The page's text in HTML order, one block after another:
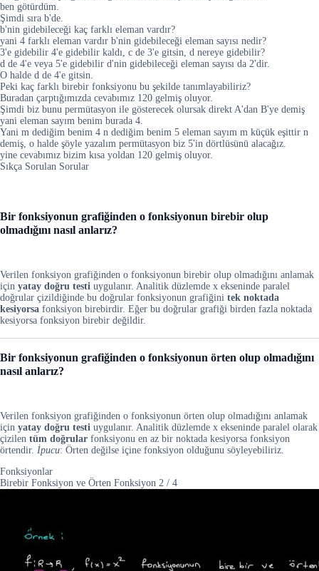
ben götürdüm.
Şimdi sıra b'de.
b'nin gidebileceği kaç farklı eleman vardır?
yani 4 farklı eleman vardır b'nin gidebileceği eleman sayısı nedir?
3'e gidebilir 4'e gidebilir kaldı, c de 3'e gitsin, d nereye gidebilir?
d de 4'e veya 5'e gidebilir d'nin gidebileceği eleman sayısı da 2'dir.
O halde d de 4'e gitsin.
Peki kaç farklı birebir fonksiyonu bu şekilde tanımlayabiliriz?
Buradan çarptığımızda cevabımız 120 gelmiş oluyor.
Şimdi biz bunu permütasyon ile gösterecek olursak direkt A'dan B'ye demiş
yani eleman sayım benim burada 4.
Yani m dediğim benim 4 n dediğim benim 5 eleman sayım m küçük eşittir n
demiş, o halde şöyle yazalım permütasyon biz 5'in dörtlüsünü alacağız.
yine cevabımız bizim kısa yoldan 120 gelmiş oluyor.
Sıkça Sorulan Sorular
Bir fonksiyonun grafiğinden o fonksiyonun birebir olup
olmadığını nasıl anlarız?
Verilen fonksiyon grafiğinden o fonksiyonun birebir olup olmadığını anlamak
için yatay doğru testi uygulanır. Analitik düzlemde x ekseninde paralel
doğrular çizildiğinde bu doğrular fonksiyonun grafiğini tek noktada
kesiyorsa fonksiyon birebirdir. Eğer bu doğrular grafiği birden fazla noktada
kesiyorsa fonksiyon birebir değildir.
Bir fonksiyonun grafiğinden o fonksiyonun örten olup olmadığını
nasıl anlarız?
Verilen fonksiyon grafiğinden o fonksiyonun örten olup olmadığını anlamak
için yatay doğru testi uygulanır. Analitik düzlemde x ekseninde paralel olarak
çizilen tüm doğrular fonksiyonu en az bir noktada kesiyorsa fonksiyon
örtendir. İpucu: Örten değilse içine fonksiyon olduğunu söyleyebiliriz.
Fonksiyonlar
Birebir Fonksiyon ve Örten Fonksiyon 2 / 4